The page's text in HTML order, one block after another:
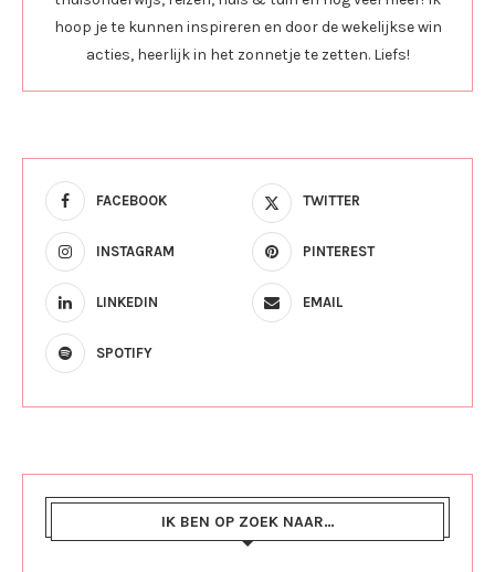
hoop je te kunnen inspireren en door de wekelijkse win
acties, heerlijk in het zonnetje te zetten. Liefs!
FACEBOOK TWITTER
INSTAGRAM PINTEREST
LINKEDIN EMAIL
SPOTIFY
IK BEN OP ZOEK NAAR…